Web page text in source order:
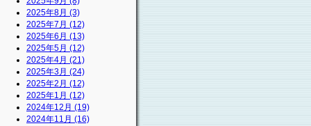
2025年8月 (3)
2025年7月 (12)
2025年6月 (13)
2025年5月 (12)
2025年4月 (21)
2025年3月 (24)
2025年2月 (12)
2025年1月 (12)
2024年12月 (19)
2024年11月 (16)